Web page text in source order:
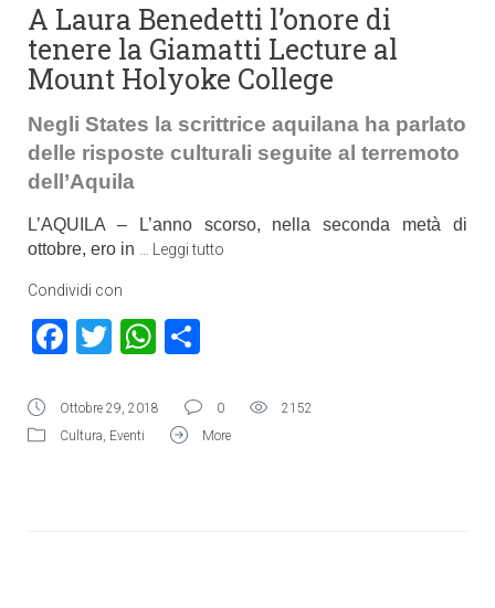
A Laura Benedetti l’onore di
tenere la Giamatti Lecture al
Mount Holyoke College
Negli States la scrittrice aquilana ha parlato
delle risposte culturali seguite al terremoto
dell’Aquila
L’AQUILA – L’anno scorso, nella seconda metà di
ottobre, ero in
Leggi tutto
Condividi con
Facebook
TwitterWhatsApp
Ottobre 29, 2018 0
2152
Cultura, Eventi More